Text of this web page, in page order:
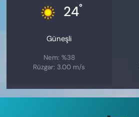
24°
Güneşli
Nem: %38
Rüzgar: 3.00 m/s